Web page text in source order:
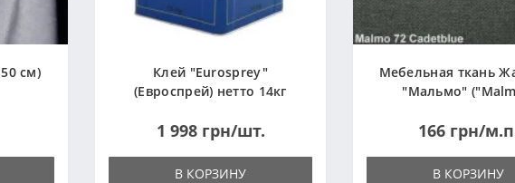
см)
Клей "Eurosprey"
(Евроспрей) нетто 14кг
1 998 грн/шт.
В КОРЗИНУ
Мебельная ткань
"Мальмо"
166 грн/
В КОРЗИНУ